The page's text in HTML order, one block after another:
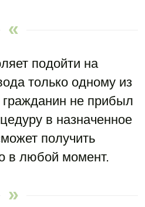
подойти на
только одному из
не прибыл
в назначенное
получить
в любой момент.